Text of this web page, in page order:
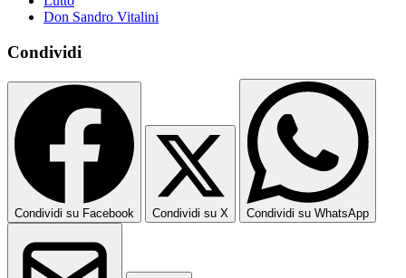
Don Sandro Vitalini
Condividi
Condividi su Facebook Condividi su X Condividi su WhatsApp